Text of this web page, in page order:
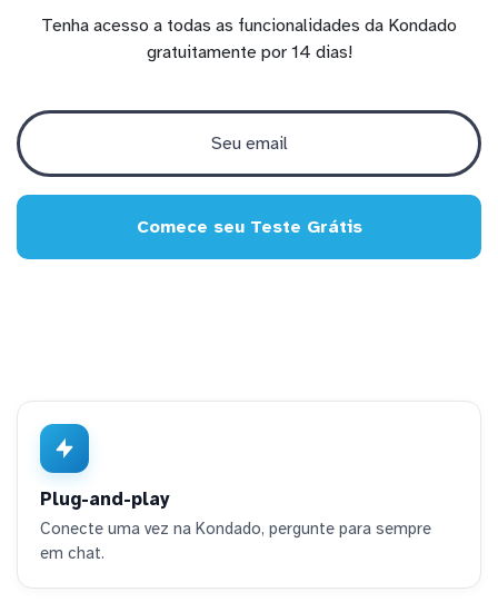
Tenha acesso a todas as funcionalidades da Kondado
gratuitamente por 14 dias!
Comece seu Teste Grátis
Plug-and-play
Conecte uma vez na Kondado, pergunte para sempre
em chat.